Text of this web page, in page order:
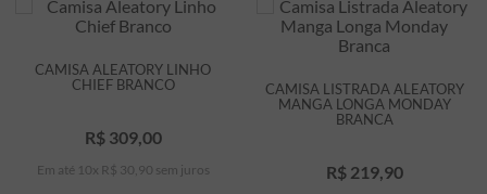
CAMISA ALEATORY LINHO
CHIEF BRANCO
R$ 309, 00
Em até 10 x R$ 30 90 sem juros
CAMISA LISTRADA ALEATORY
MANGA LONGA MONDAY
BRANCA
R$ 219, 90